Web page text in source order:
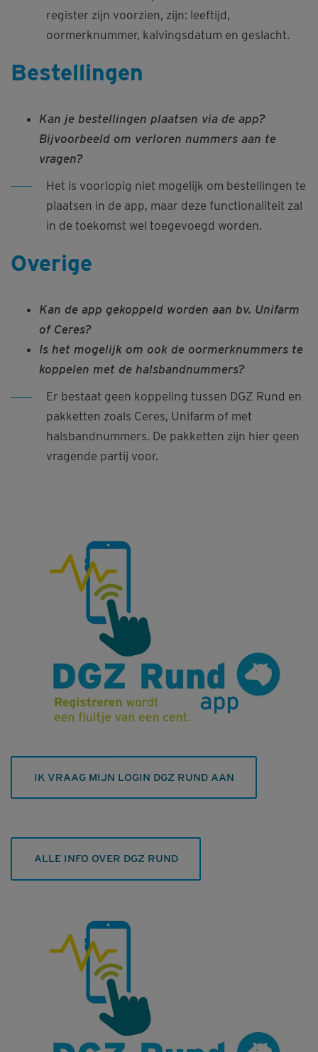
register zijn voorzien, zijn: leeftijd,
oormerknummer, kalvingsdatum en geslacht.
Bestellingen
Kan je bestellingen plaatsen via de app?
Bijvoorbeeld om verloren nummers aan te
vragen?
Het is voorlopig niet mogelijk om bestellingen te
plaatsen in de app, maar deze functionaliteit zal
in de toekomst wel toegevoegd worden.
Overige
Kan de app gekoppeld worden aan bv. Unifarm
of Ceres?
Is het mogelijk om ook de oormerknummers te
koppelen met de halsbandnummers?
Er bestaat geen koppeling tussen DGZ Rund en
pakketten zoals Ceres, Unifarm of met
halsbandnummers. De pakketten zijn hier geen
vragende partij voor.
IK VRAAG MIJN LOGIN DGZ RUND AAN
ALLE INFO OVER DGZ RUND